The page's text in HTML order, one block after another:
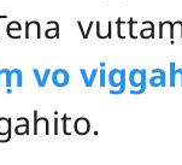
vuttaṃ
vo